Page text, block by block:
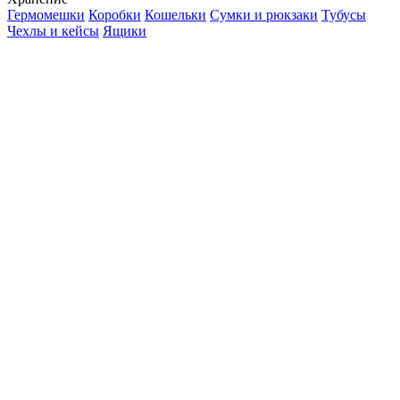
Гермомешки Коробки Кошельки Сумки и рюкзаки Тубусы
Чехлы и кейсы Ящики